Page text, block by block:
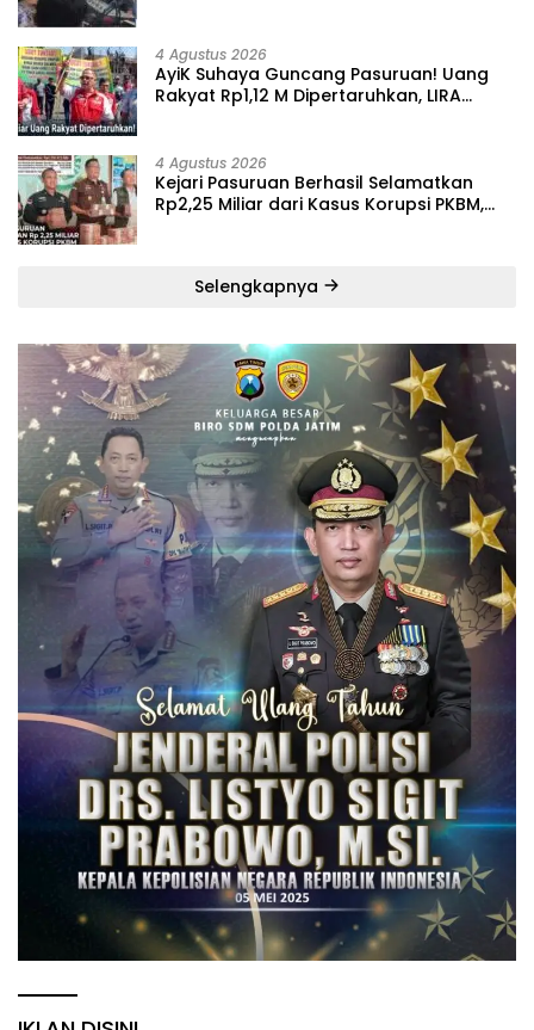
4 Agustus 2026
‎AyiK Suhaya Guncang Pasuruan! Uang
Rakyat Rp1,12 M Dipertaruhkan, LIRA
4 Agustus 2026
Kejari Pasuruan Berhasil Selamatkan
Rp2,25 Miliar dari Kasus Korupsi PKBM,
Selengkapnya